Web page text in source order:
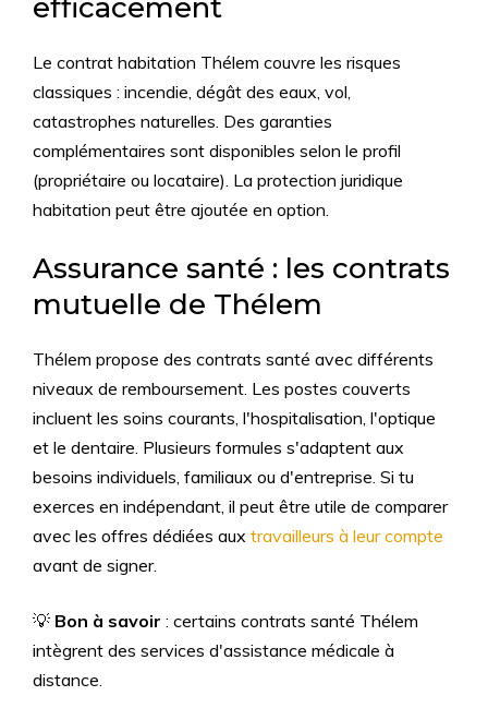
efficacement
Le contrat habitation Thélem couvre les risques
classiques : incendie, dégât des eaux, vol,
catastrophes naturelles. Des garanties
complémentaires sont disponibles selon le profil
(propriétaire ou locataire). La protection juridique
habitation peut être ajoutée en option.
Assurance santé : les contrats
mutuelle de Thélem
Thélem propose des contrats santé avec différents
niveaux de remboursement. Les postes couverts
incluent les soins courants, l'hospitalisation, l'optique
et le dentaire. Plusieurs formules s'adaptent aux
besoins individuels, familiaux ou d'entreprise. Si tu
exerces en indépendant, il peut être utile de comparer
avec les offres dédiées aux travailleurs à leur compte
avant de signer.
💡 Bon à savoir : certains contrats santé Thélem
intègrent des services d'assistance médicale à
distance.